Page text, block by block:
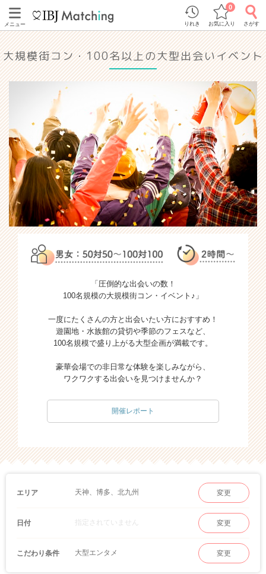
メニュー りれき お気に入り
0
さがす
大規模街コン・100名以上の大型出会いイベント
「圧倒的な出会いの数！
100名規模の大規模街コン・イベント♪」
一度にたくさんの方と出会いたい方におすすめ！
遊園地・水族館の貸切や季節のフェスなど、
100名規模で盛り上がる大型企画が満載です。
豪華会場での非日常な体験を楽しみながら、
ワクワクする出会いを見つけませんか？
開催レポート
エリア 天神、博多、北九州 変更
日付 指定されていません 変更
こだわり条件 大型エンタメ 変更